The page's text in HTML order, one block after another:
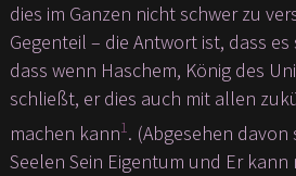
dies im Ganzen nicht schwer zu
Gegenteil – die Antwort ist, dass
dass wenn Haschem, König des
schließt, er dies auch mit allen
machen kann1. (Abgesehen
Seelen Sein Eigentum und Er